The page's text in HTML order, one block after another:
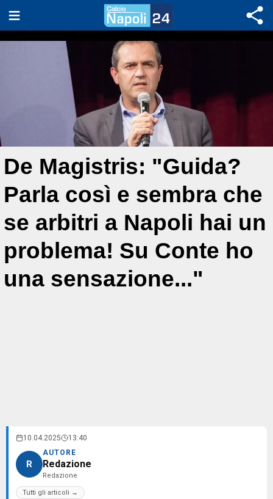
De Magistris: "Guida?
Parla così e sembra che
se arbitri a Napoli hai un
problema! Su Conte ho
una sensazione..."
10.04.2025 13:40
R
AUTORE
Redazione
Redazione
Tutti gli articoli →